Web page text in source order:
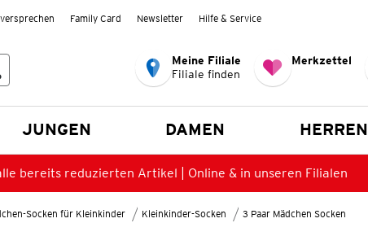
Family Card Newsletter Hilfe & Service
Meine Filiale
Filiale finden
Merkzettel
JUNGEN DAMEN HERREN
bereits reduzierten Artikel | Online & in unseren Filialen
Socken für Kleinkinder Kleinkinder-Socken 3 Paar Mädchen Socken